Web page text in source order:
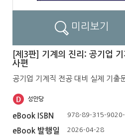
미리보기
[제3판] 기계의 진리: 공기업
사편
공기업 기계직 전공 대비 실제 기출
eBook ISBN 978-89-315-
eBook 발행일 2026-04-28